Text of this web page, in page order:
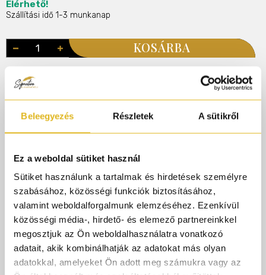
Beleegyezés Részletek A sütikről
Ez a weboldal sütiket használ
Sütiket használunk a tartalmak és hirdetések személyre
szabásához, közösségi funkciók biztosításához,
valamint weboldalforgalmunk elemzéséhez. Ezenkívül
közösségi média-, hirdető- és elemező partnereinkkel
megosztjuk az Ön weboldalhasználatra vonatkozó
adatait, akik kombinálhatják az adatokat más olyan
adatokkal, amelyeket Ön adott meg számukra vagy az
Elérhető!
Szállítási idő 1-3 munkanap
KOSÁRBA
Illatcsalád
Oudos
Rendelj 50.000.-ft felett és AJÁNDÉK gyári
parfümmintát adunk rendelésedhez!
Termékleírás
Mancera Aoud Lemon Mint egy friss, modern oud-
értelmezés, amely azonnal energikus citrusossággal nyit:
a szicíliai citrom élénksége találkozik a koriander zöldes
fűszerességével, a fekete bors finom csípősségével és a
mandula krémes lágyságával. A szívében az oud